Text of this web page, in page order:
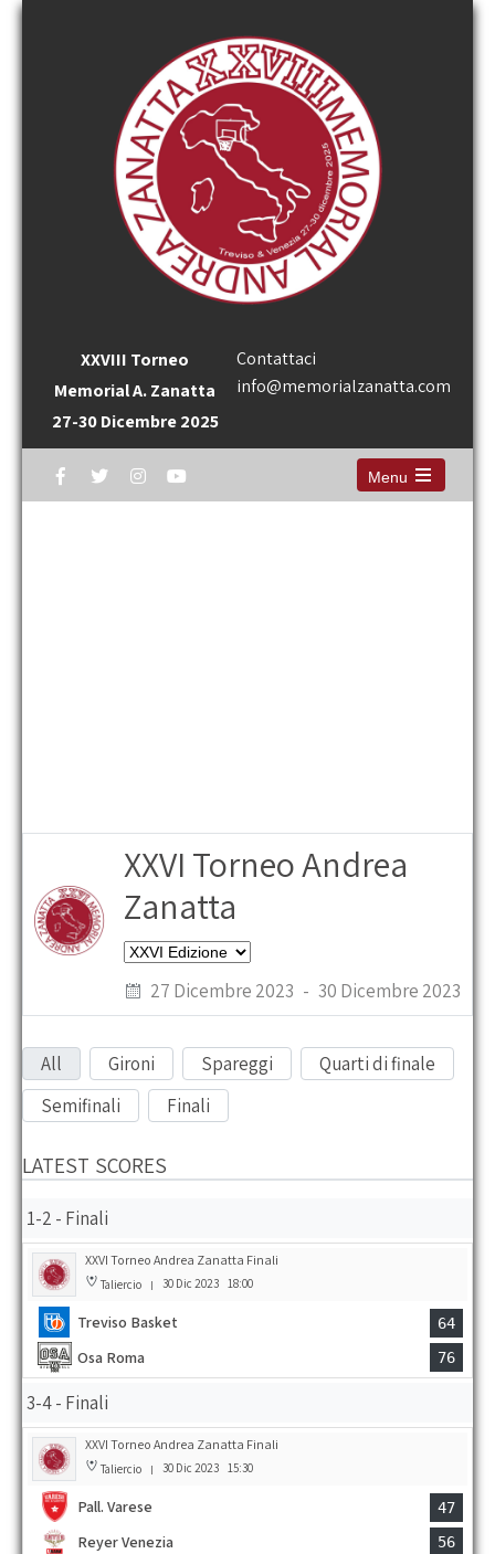
XXVIII Torneo
Memorial A. Zanatta
27-30 Dicembre 2025
Contattaci
info@memorialzanatta.com
Menu
Open
XXVI Torneo Andrea
Zanatta
27 Dicembre 2023 - 30 Dicembre 2023
All Gironi Spareggi
Quarti di finale
Semifinali
Finali
LATEST SCORES
1-2 - Finali
XXVI Torneo Andrea Zanatta Finali
Taliercio | 30 Dic 2023 18:00
Treviso Basket 64
Osa Roma 76
3-4 - Finali
XXVI Torneo Andrea Zanatta Finali
Taliercio | 30 Dic 2023 15:30
Pall. Varese 47
Reyer Venezia 56